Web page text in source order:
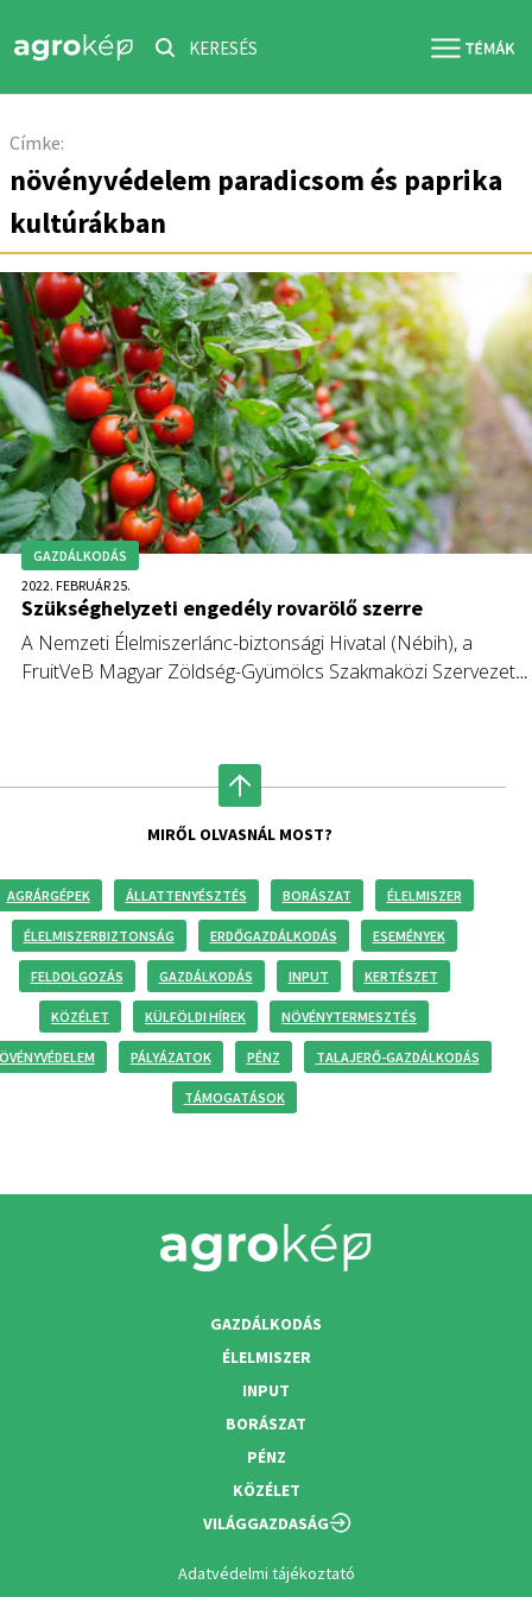
KERESÉS
Címke:
növényvédelem paradicsom és paprika
kultúrákban
GAZDÁLKODÁS
2022. FEBRUÁR 25.
Szükséghelyzeti engedély rovarölő szerre
A Nemzeti Élelmiszerlánc-biztonsági Hivatal (Nébih), a
FruitVeB Magyar Zöldség-Gyümölcs Szakmaközi Szervezet
MIRŐL OLVASNÁL MOST?
AGRÁRGÉPEK ÁLLATTENYÉSZTÉS BORÁSZAT ÉLELMISZER
ÉLELMISZERBIZTONSÁG ERDŐGAZDÁLKODÁS ESEMÉNYEK
FELDOLGOZÁS GAZDÁLKODÁS INPUT KERTÉSZET
KÖZÉLET KÜLFÖLDI HÍREK NÖVÉNYTERMESZTÉS
PÁLYÁZATOK PÉNZ TALAJERŐ-GAZDÁLKODÁS
TÁMOGATÁSOK
GAZDÁLKODÁS
ÉLELMISZER
INPUT
BORÁSZAT
PÉNZ
KÖZÉLET
VILÁGGAZDASÁG
Adatvédelmi tájékoztató